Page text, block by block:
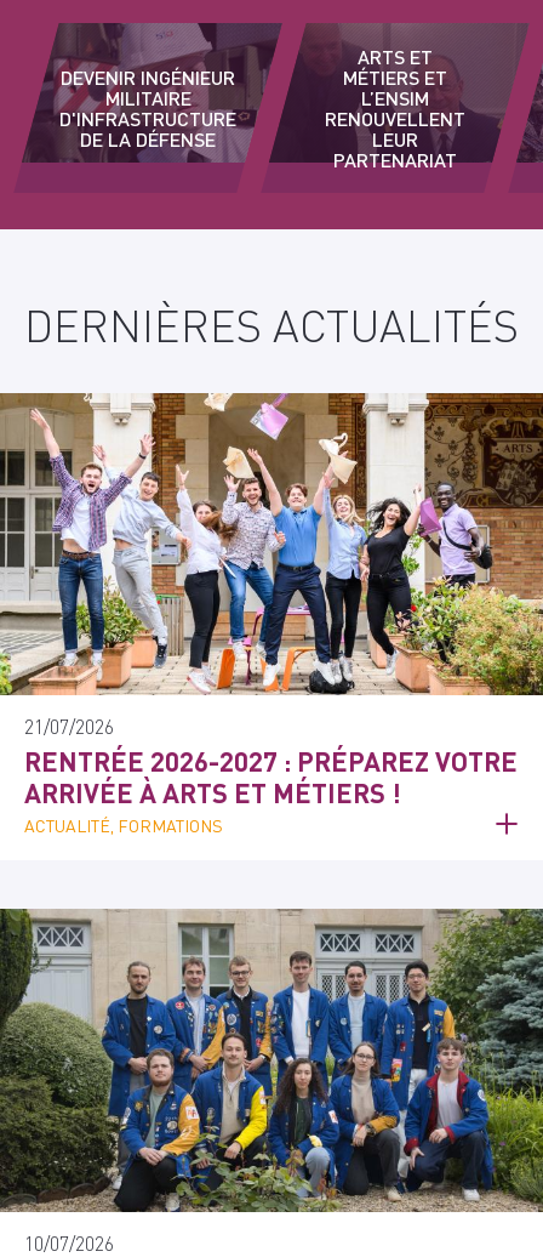
DEVENIR INGÉNIEUR
MILITAIRE
D'INFRASTRUCTURE
DE LA DÉFENSE
ARTS ET
MÉTIERS ET
L’ENSIM
RENOUVELLENT
LEUR
PARTENARIAT
DERNIÈRES ACTUALITÉS
21/07/2026
RENTRÉE 2026-2027 : PRÉPAREZ VOTRE
ARRIVÉE À ARTS ET MÉTIERS !
ACTUALITÉ, FORMATIONS
10/07/2026